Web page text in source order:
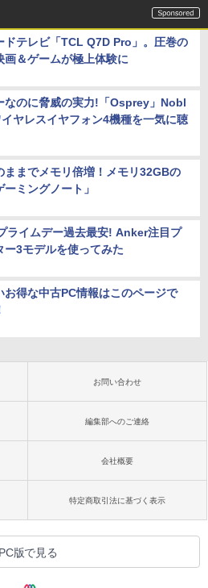
ドテレビ「TCL Q7D Pro」。圧巻の
画＆ゲームが極上体験に
なのに脅威の実力!「Osprey」Nobl
ヤレスイヤフォン4機種を一気に聴
ままでメモリ倍増！メモリ32GBの
ーミングノート」
ライムデー過去最安! Anker注目プ
ー3モデルを使ってみた
お得な中古PC情報はこのページで
お問い合わせ
編集部へのご連絡
会社概要
特定商取引法に基づく表示
PC版で見る